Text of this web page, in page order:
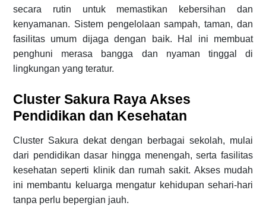
secara rutin untuk memastikan kebersihan dan
kenyamanan. Sistem pengelolaan sampah, taman, dan
fasilitas umum dijaga dengan baik. Hal ini membuat
penghuni merasa bangga dan nyaman tinggal di
lingkungan yang teratur.
Cluster Sakura Raya Akses
Pendidikan dan Kesehatan
Cluster Sakura dekat dengan berbagai sekolah, mulai
dari pendidikan dasar hingga menengah, serta fasilitas
kesehatan seperti klinik dan rumah sakit. Akses mudah
ini membantu keluarga mengatur kehidupan sehari-hari
tanpa perlu bepergian jauh.